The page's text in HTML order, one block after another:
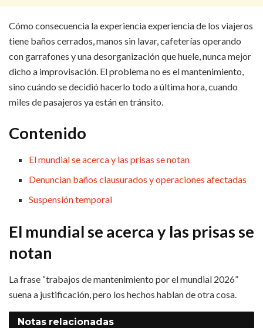
Cómo consecuencia la experiencia experiencia de los viajeros
tiene baños cerrados, manos sin lavar, cafeterías operando
con garrafones y una desorganización que huele, nunca mejor
dicho a improvisación. El problema no es el mantenimiento,
sino cuándo se decidió hacerlo todo a última hora, cuando
miles de pasajeros ya están en tránsito.
Contenido
El mundial se acerca y las prisas se notan
Denuncian baños clausurados y operaciones afectadas
Suspensión temporal
El mundial se acerca y las prisas se
notan
La frase “trabajos de mantenimiento por el mundial 2026”
suena a justificación, pero los hechos hablan de otra cosa.
Notas relacionadas